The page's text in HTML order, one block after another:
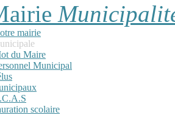
mairie
du Maire
Municipal
scolaire